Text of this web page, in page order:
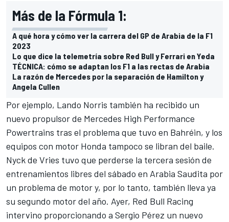
Más de la Fórmula 1:
A qué hora y cómo ver la carrera del GP de Arabia de la F1
2023
Lo que dice la telemetría sobre Red Bull y Ferrari en Yeda
TÉCNICA: cómo se adaptan los F1 a las rectas de Arabia
La razón de Mercedes por la separación de Hamilton y
Angela Cullen
Por ejemplo, Lando Norris también ha recibido un
nuevo propulsor de Mercedes High Performance
Powertrains tras el problema que tuvo en Bahréin, y los
equipos con motor Honda tampoco se libran del baile.
Nyck de Vries tuvo que perderse la tercera sesión de
entrenamientos libres del sábado en Arabia Saudita por
un problema de motor y, por lo tanto, también lleva ya
su segundo motor del año. Ayer, Red Bull Racing
intervino proporcionando a Sergio Pérez un nuevo